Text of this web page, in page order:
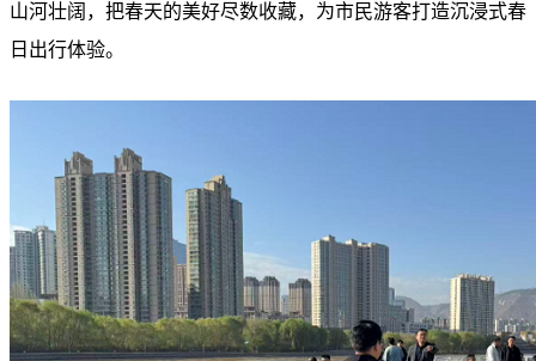
山河壮阔，把春天的美好尽数收藏，为市民游客打造沉浸式春
日出行体验。